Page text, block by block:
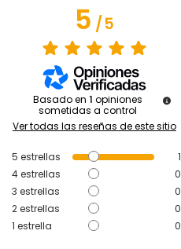
5/5
Basado en 1 opiniones
sometidas a control
Ver todas las reseñas de este sitio
5 estrellas
1
4estrellas
0
3 estrellas
0
2estrellas
0
1 estrella 0